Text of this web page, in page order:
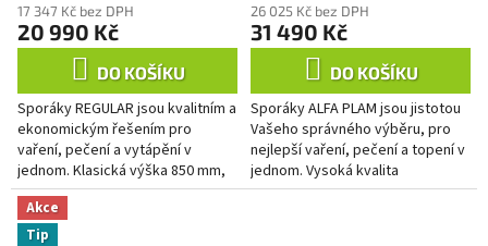
17 347 Kč bez DPH
20 990 Kč
DO KOŠÍKU
Sporáky REGULAR jsou kvalitním a
ekonomickým řešením pro
vaření, pečení a vytápění v
jednom. Klasická výška 850 mm,
smaltovaná trouba s prosklenými
dvířky a teploměrem,...
26 025 Kč bez DPH
31 490 Kč
DO KOŠÍKU
Sporáky ALFA PLAM jsou jistotou
Vašeho správného výběru, pro
nejlepší vaření, pečení a topení v
jednom. Vysoká kvalita
konstrukce, použitých materiálů i
Akce
Tip